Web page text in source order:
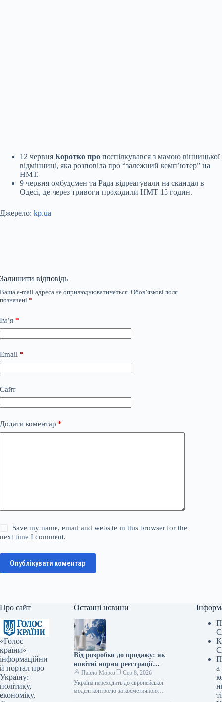
12 червня Коротко про поспілкувався з мамою вінницької
відмінниці, яка розповіла про “залежний комп’ютер” на
НМТ.
9 червня омбудсмен та Рада відреагували на скандал в
Одесі, де через тривоги проходили НМТ 13 годин.
Джерело: kp.ua
Залишити відповідь
Ваша e-mail адреса не оприлюднюватиметься. Обов’язкові поля
позначені *
Ім’я *
Email *
Сайт
Додати коментар *
Save my name, email and website in this browser for the
next time I comment.
Опублікувати коментар
Про сайт
«Голос
країни» —
інформаційни
й портал про
Україну:
політику,
економіку,
Останні новини
Від розробки до продажу: як
новітні норми реєстрації
трансформують український
косметичний сектор
Павло Мороз
Сер 8, 2026
Україна переходить до європейської
моделі контролю за косметичною
а
ті